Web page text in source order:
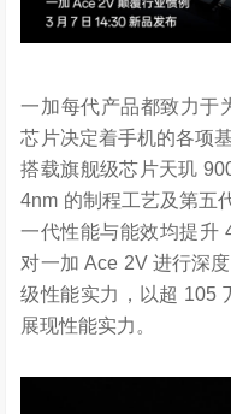
一加每代产品都致力于
芯片决定着手机的各项
搭载旗舰级芯片天玑
4nm 的制程工艺及第五
一代性能与能效均提升
对一加 Ace 2V 进行深
级性能实力，以超 105
展现性能实力。